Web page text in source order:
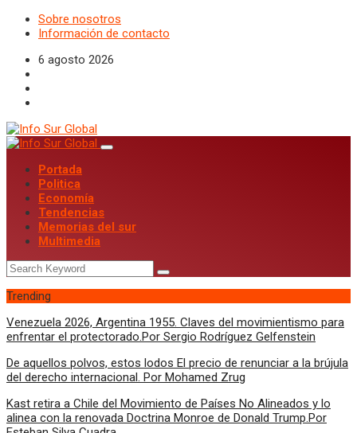
Sobre nosotros
Información de contacto
6 agosto 2026
Portada
Politica
Economía
Tendencias
Memorias del sur
Multimedia
Trending
Venezuela 2026, Argentina 1955. Claves del movimientismo para
enfrentar el protectorado.Por Sergio Rodríguez Gelfenstein
De aquellos polvos, estos lodos El precio de renunciar a la brújula
del derecho internacional. Por Mohamed Zrug
Kast retira a Chile del Movimiento de Países No Alineados y lo
alinea con la renovada Doctrina Monroe de Donald Trump.Por